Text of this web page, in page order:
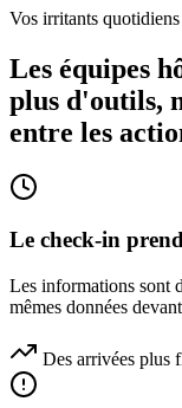
Vos irritants quotidiens
Les équipes
plus d'outils,
entre les
Le check-in
Les informations sont
mêmes données
Des arrivées plus